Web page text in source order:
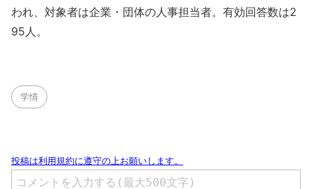
われ、対象者は企業・団体の人事担当者。有効回答数は2
95人。
学情